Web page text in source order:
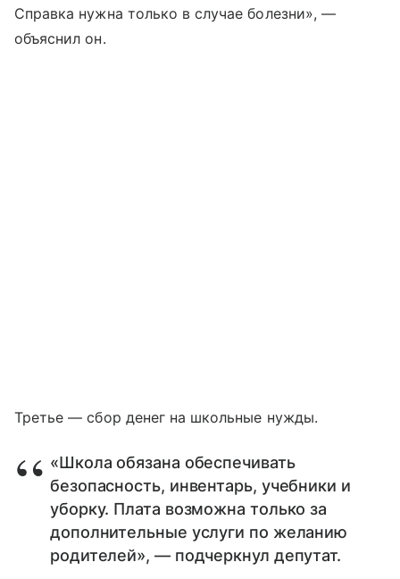
Справка нужна только в случае болезни», —
объяснил он.
Третье — сбор денег на школьные нужды.
«Школа обязана обеспечивать
безопасность, инвентарь, учебники и
уборку. Плата возможна только за
дополнительные услуги по желанию
родителей», — подчеркнул депутат.